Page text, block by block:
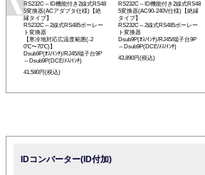
RS232C⇔ID機能付き2線式RS48
5変換器(ACアダプタ仕様)【絶
縁タイプ】
RS232C⇔2線式RS485ボーレー
ト変換器
【寒冷地対応広温度範囲(-2
0℃〜70℃)】
Dsub9P(ｵｽ/ｲﾝﾁ)/RJ45/端子台9P
⇔Dsub9P(DCE/ﾒｽ/ｲﾝﾁ)
41,580円(税込)
RS232C⇔ID機能付き2線式RS48
5変換器(AC90-240V仕様)【絶縁
タイプ】
RS232C⇔2線式RS485ボーレー
ト変換器
Dsub9P(ｵｽ/ｲﾝﾁ)/RJ45/端子台9P
⇔Dsub9P(DCE/ﾒｽ/ｲﾝﾁ)
43,890円(税込)
IDコンバーター(ID付加)